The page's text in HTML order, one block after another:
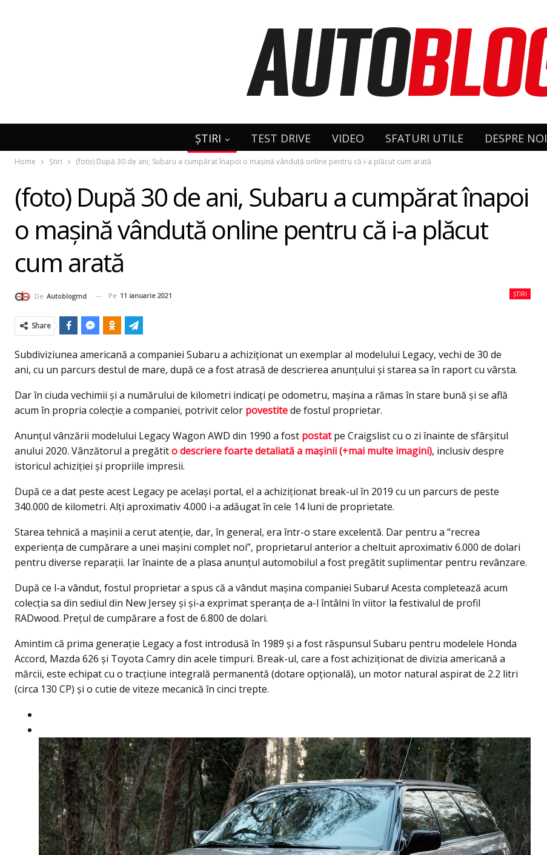
ȘTIRI TEST DRIVE VIDEO SFATURI UTILE DESPRE NOI
Home Știri (foto) După 30 de ani, Subaru a cumpărat înapoi o maşină vândută online pentru că i-a plăcut cum arată
(foto) După 30 de ani, Subaru a cumpărat înapoi
o maşină vândută online pentru că i-a plăcut
cum arată
ȘTIRI
De Autoblogmd Pe 11 ianuarie 2021
Share
Subdiviziunea americană a companiei Subaru a achiziționat un exemplar al modelului Legacy, vechi de 30 de
ani, cu un parcurs destul de mare, după ce a fost atrasă de descrierea anunţului şi starea sa în raport cu vârsta.
Dar în ciuda vechimii și a numărului de kilometri indicaţi pe odometru, mașina a rămas în stare bună și se află
acum în propria colecție a companiei, potrivit celor povestitede fostul proprietar.
Anunțul vânzării modelului Legacy Wagon AWD din 1990 a fost postatpe Craigslist cu o zi înainte de sfârșitul
anului 2020. Vânzătorul a pregătito descriere foarte detaliată a mașinii (+mai multe imagini), inclusiv despre
istoricul achiziției și propriile impresii.
După ce a dat peste acest Legacy pe același portal, el a achiziționat break-ul în 2019 cu un parcurs de peste
340.000 de kilometri. Alţi aproximativ 4.000 i-a adăugat în cele 14 luni de proprietate.
Starea tehnică a mașinii a cerut atenție, dar, în general, era într-o stare excelentă. Dar pentru a “recrea
experiența de cumpărare a unei maşini complet noi”, proprietarul anterior a cheltuit aproximativ 6.000 de dolari
pentru diverse reparaţii. Iar înainte de a plasa anunțul automobilul a fost pregătit suplimentar pentru revânzare.
După ce l-a vândut, fostul proprietar a spus că a vândut mașina companiei Subaru! Acesta completează acum
colecția sa din sediul din New Jersey și și-a exprimat speranța de a-l întâlni în viitor la festivalul de profil
RADwood. Prețul de cumpărare a fost de 6.800 de dolari.
Amintim că prima generație Legacy a fost introdusă în 1989 și a fost răspunsul Subaru pentru modelele Honda
Accord, Mazda 626 și Toyota Camry din acele timpuri. Break-ul, care a fost achiziționat de divizia americană a
mărcii, este echipat cu o tracțiune integrală permanentă (dotare opţională), un motor natural aspirat de 2.2 litri
(circa 130 CP) şi o cutie de viteze mecanică în cinci trepte.